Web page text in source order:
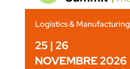
Logistics & Manufacturing
25 | 26
NOVEMBRE 2026